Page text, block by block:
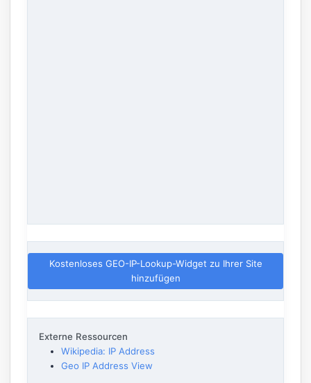
Kostenloses GEO-IP-Lookup-Widget zu Ihrer Site
hinzufügen
Externe Ressourcen
Wikipedia: IP Address
Geo IP Address View